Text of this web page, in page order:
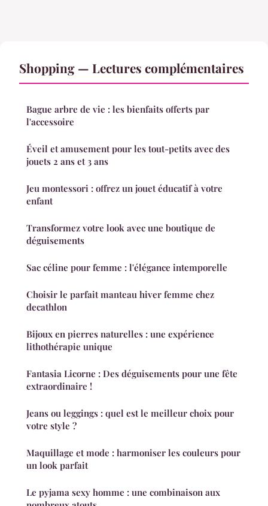
Shopping — Lectures complémentaires
Bague arbre de vie : les bienfaits offerts par
l'accessoire
Éveil et amusement pour les tout-petits avec des
jouets 2 ans et 3 ans
Jeu montessori : offrez un jouet éducatif à votre
enfant
Transformez votre look avec une boutique de
déguisements
Sac céline pour femme : l'élégance intemporelle
Choisir le parfait manteau hiver femme chez
decathlon
Bijoux en pierres naturelles : une expérience
lithothérapie unique
Fantasia Licorne : Des déguisements pour une fête
extraordinaire !
Jeans ou leggings : quel est le meilleur choix pour
votre style ?
Maquillage et mode : harmoniser les couleurs pour
un look parfait
Le pyjama sexy homme : une combinaison aux